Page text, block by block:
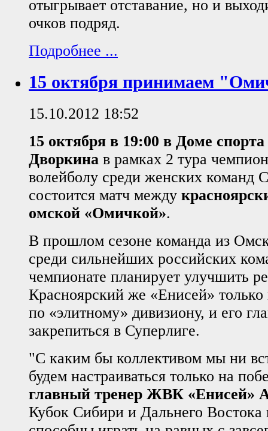
отыгрывает отставание, но и
очков подряд.
Подробнее ...
15 октября принимаем
15.10.2012 18:52
15 октября в 19:00 в Доме
Дворкина в рамках 2 тура
волейболу среди женских команд
состоится матч между
омской «Омичкой».
В прошлом сезоне команда из
среди сильнейших российских
чемпионате планирует улучшить
Красноярский же «Енисей» только
по «элитному» дивизиону, и его
закрепиться в Суперлиге.
"С каким бы коллективом мы ни
будем настраиваться только на
главный тренер ЖВК «Енисей»
Кубок Сибири и Дальнего Востока